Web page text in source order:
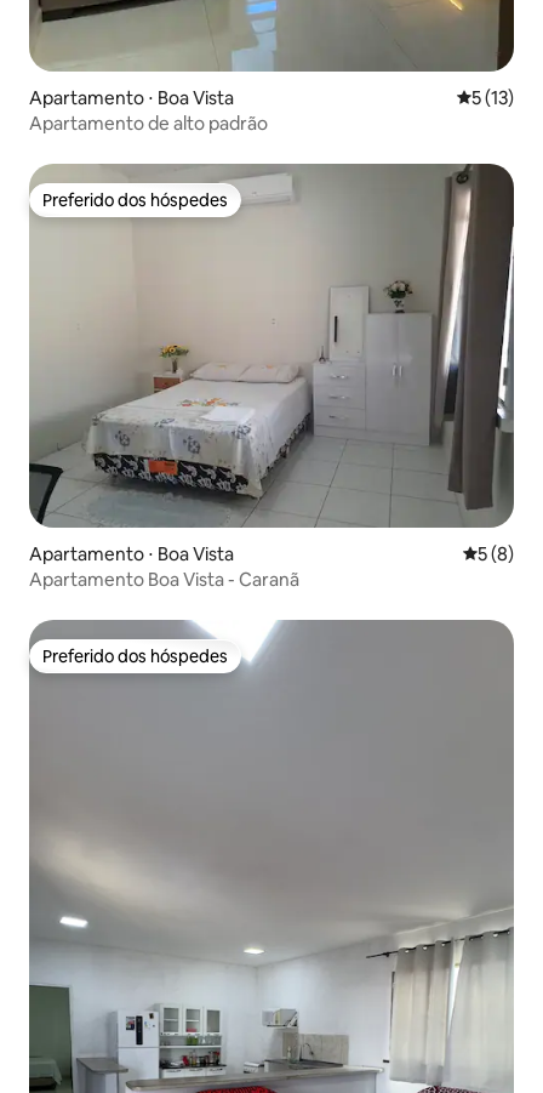
Apartamento ⋅ Boa Vista 5 de uma
5 (13)
Apartamento de alto padrão
Preferido dos hóspedes
Preferido dos hóspedes
Apartamento ⋅ Boa Vista 5 de
5 (8)
Apartamento Boa Vista - Caranã
Preferido dos hóspedes
Preferido dos hóspedes